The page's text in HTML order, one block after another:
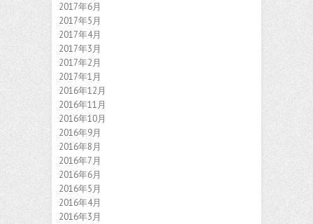
2017年6月
2017年5月
2017年4月
2017年3月
2017年2月
2017年1月
2016年12月
2016年11月
2016年10月
2016年9月
2016年8月
2016年7月
2016年6月
2016年5月
2016年4月
2016年3月